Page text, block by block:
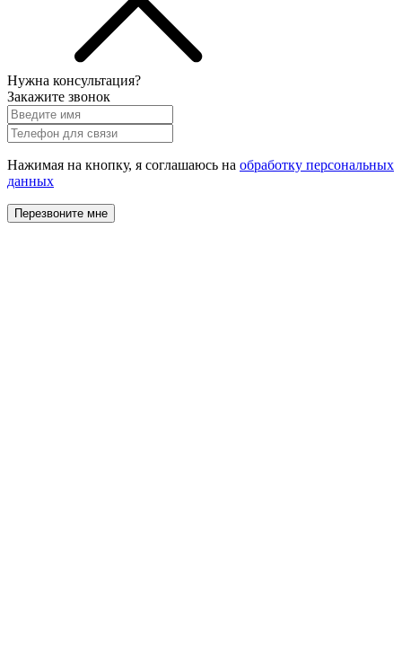
Нужна консультация?
Закажите звонок
Нажимая на кнопку, я соглашаюсь на обработку персональных
данных
Перезвоните мне